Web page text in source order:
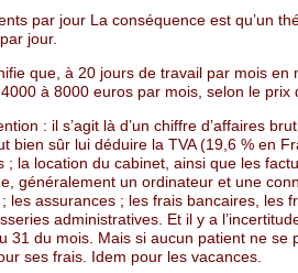
par jour La conséquence est qu’un
jour.
que, à 20 jours de travail par mois en
à 8000 euros par mois, selon le prix
: il s’agit là d’un chiffre d’affaires
bien sûr lui déduire la TVA (19,6 % en
; la location du cabinet, ainsi que les
généralement un ordinateur et une
les assurances ; les frais bancaires, les
administratives. Et il y a
31 du mois. Mais si aucun patient ne se
ses frais. Idem pour les vacances.